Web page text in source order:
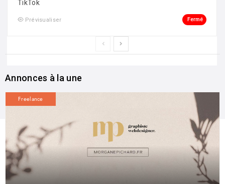
TikTok
Prévisualiser Fermé
Annonces à la une
Freelance